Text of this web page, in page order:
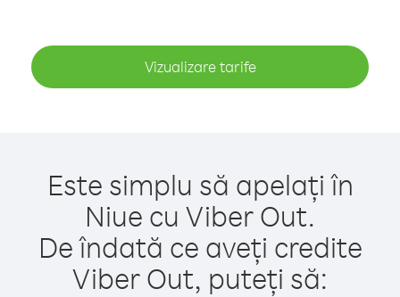
Vizualizare tarife
Este simplu să apelați în
Niue cu Viber Out.
De îndată ce aveți credite
Viber Out, puteți să: